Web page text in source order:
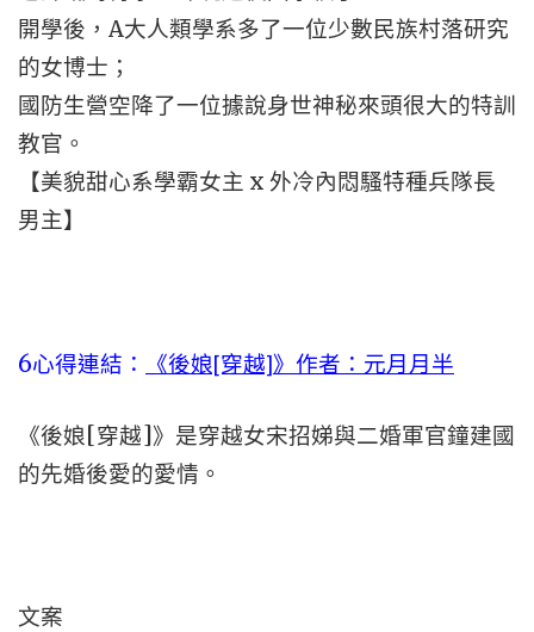
開學後，A大人類學系多了一位少數民族村落研究
的女博士；
國防生營空降了一位據說身世神秘來頭很大的特訓
教官。
【美貌甜心系學霸女主 x 外冷內悶騷特種兵隊長
男主】
6心得連結： 《後娘[穿越]》作者：元月月半
《後娘[穿越]》是穿越女宋招娣與二婚軍官鐘建國
的先婚後愛的愛情。
文案